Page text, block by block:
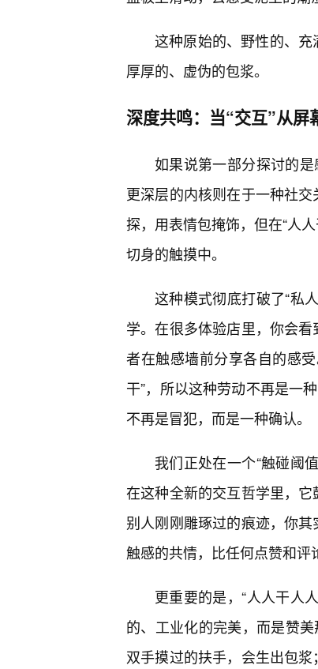
这种原始的、野性的、
厚厚的、虚伪的包浆。
深度共鸣：当“交互”从屏
如果说第一部分探讨的是
更深层的内核则在于一种社
探，用表情包掩饰，但在“人
切身的触摸中。
这种模式彻底打破了“私
学。在很多体验店里，你会
者在触感墙前分享各自的感
干”，所以这种劳动不再是一
不再是冒犯，而是一种确认。
我们正处在一个“触碰阈
在这种全新的交互哲学里，
别人刚刚雕琢过的痕迹，你
触感的共情，比任何点赞和评
更重要的是，“人人干人
的、工业化的完美，而是赞
双手摸过的扶手，会生出包